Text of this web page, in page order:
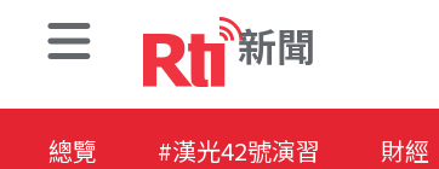
新聞
總覽 #漢光42號演習 財經